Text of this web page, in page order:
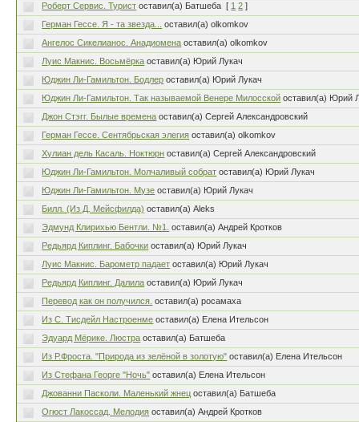
Роберт Сервис. Турист оставил(а) Батшеба [ 1 2 ]
Герман Гессе. Я - та звезда...
оставил(а) olkomkov
Ангелос Сикелианос. Анадиомена оставил(а) olkomkov
Луис Макнис. Восьмёрка оставил(а) Юрий Лукач
Юджин Ли-Гамильтон. Бодлер оставил(а) Юрий Лукач
Юджин Ли-Гамильтон. Так называемой Венере Милосской оставил(а) Юрий
Джон Стэгг. Былые времена оставил(а) Сергей Александровский
Герман Гессе. Сентябрьская элегия оставил(а) olkomkov
Хулиан дель Касаль. Ноктюрн оставил(а) Сергей Александровский
Юджин Ли-Гамильтон. Молчаливый собрат оставил(а) Юрий Лукач
Юджин Ли-Гамильтон. Музе оставил(а) Юрий Лукач
Билл. (Из Д. Мейсфилда) оставил(а) Aleks
Эдмунд Клирихью Бентли. №1.
оставил(а) Андрей Кротков
Редьярд Киплинг. Бабочки оставил(а) Юрий Лукач
Луис Макнис. Барометр падает оставил(а) Юрий Лукач
Редьярд Киплинг. Далила оставил(а) Юрий Лукач
Перевод как он получился. оставил(а) росамаха
Из С. Тисдейл Настроенме оставил(а) Елена Ительсон
Эдуард Мёрике. Люстра оставил(а) Батшеба
Из Р.Фроста. "Природа из зелёной в золотую" оставил(а) Елена Ительсон
Из Стефана Георге "Ночь" оставил(а) Елена Ительсон
Джованни Пасколи. Маленький жнец оставил(а) Батшеба
Огюст Лакоссад. Мелодия оставил(а) Андрей Кротков